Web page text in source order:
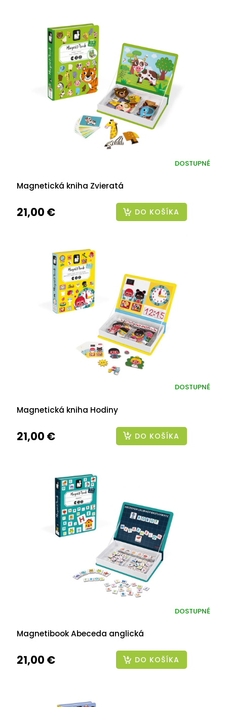
Magnetická kniha Zvieratá
DOSTUPNÉ
21,00 € DO KOŠÍKA
Magnetická kniha Hodiny
DOSTUPNÉ
21,00 € DO KOŠÍKA
Magnetibook Abeceda anglická
DOSTUPNÉ
21,00 € DO KOŠÍKA